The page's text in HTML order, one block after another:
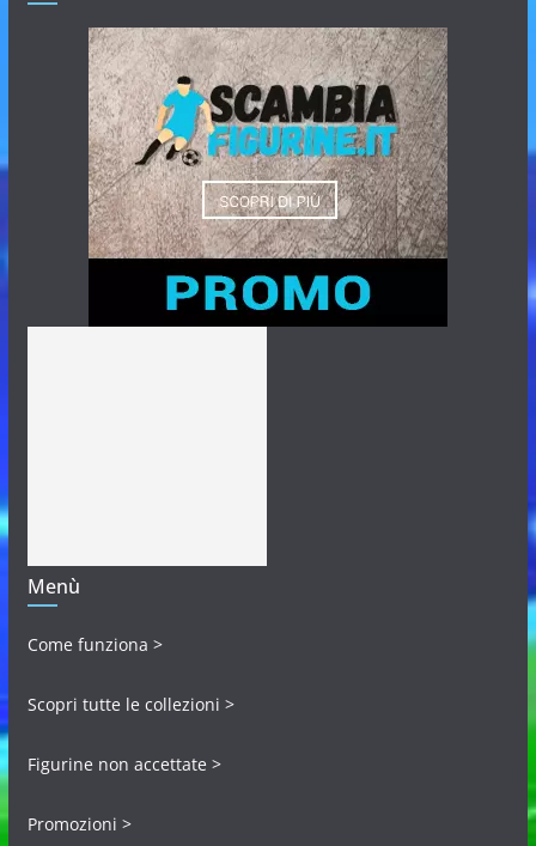
Menù
Come funziona >
Scopri tutte le collezioni >
Figurine non accettate >
Promozioni >